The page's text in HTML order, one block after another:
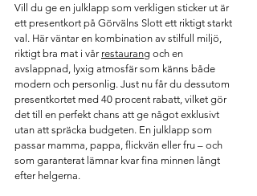
Vill du ge en julklapp som verkligen sticker ut är
ett presentkort på Görvälns Slott ett riktigt starkt
val. Här väntar en kombination av stilfull miljö,
riktigt bra mat i vår restaurang och en
avslappnad, lyxig atmosfär som känns både
modern och personlig. Just nu får du dessutom
presentkortet med 40 procent rabatt, vilket gör
det till en perfekt chans att ge något exklusivt
utan att spräcka budgeten. En julklapp som
passar mamma, pappa, flickvän eller fru – och
som garanterat lämnar kvar fina minnen långt
efter helgerna.